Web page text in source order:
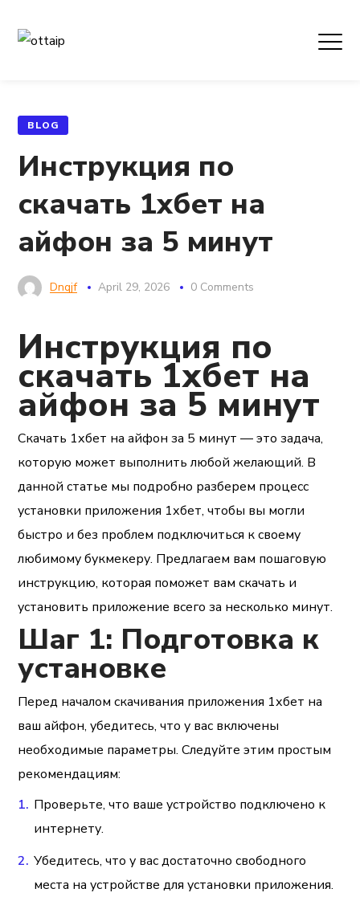
BLOG
Инструкция по
скачать 1хбет на
айфон за 5 минут
Dnqjf April 29, 2026 0 Comments
Инструкция по
скачать 1хбет на
айфон за 5 минут
Скачать 1хбет на айфон за 5 минут — это задача,
которую может выполнить любой желающий. В
данной статье мы подробно разберем процесс
установки приложения 1хбет, чтобы вы могли
быстро и без проблем подключиться к своему
любимому букмекеру. Предлагаем вам пошаговую
инструкцию, которая поможет вам скачать и
установить приложение всего за несколько минут.
Шаг 1: Подготовка к
установке
Перед началом скачивания приложения 1хбет на
ваш айфон, убедитесь, что у вас включены
необходимые параметры. Следуйте этим простым
рекомендациям:
Проверьте, что ваше устройство подключено к
интернету.
Убедитесь, что у вас достаточно свободного
места на устройстве для установки приложения.